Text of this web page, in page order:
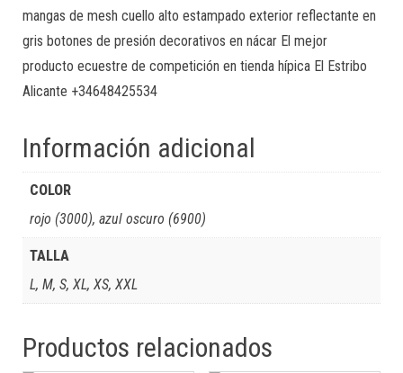
mangas de mesh cuello alto estampado exterior reflectante en
gris botones de presión decorativos en nácar El mejor
producto ecuestre de competición en tienda hípica El Estribo
Alicante +34648425534
Información adicional
COLOR
rojo (3000), azul oscuro (6900)
TALLA
L, M, S, XL, XS, XXL
Productos relacionados